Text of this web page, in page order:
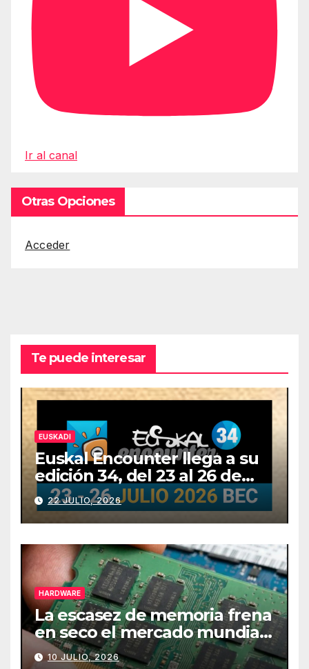
Ir al canal
Otras Opciones
Acceder
Te puede interesar
EUSKADI
Euskal Encounter llega a su
edición 34, del 23 al 26 de
julio
22 JULIO, 2026
HARDWARE
La escasez de memoria frena
en seco el mercado mundial
de PCs
10 JULIO, 2026